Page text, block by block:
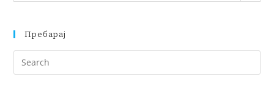
Пребарај